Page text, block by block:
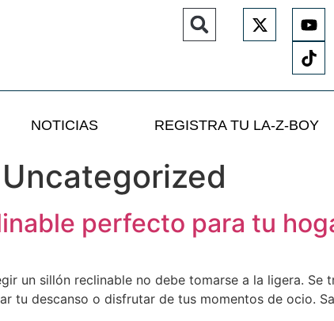
NOTICIAS REGISTRA TU LA-Z-BOY
Uncategorized
perfecto para tu
un sillón reclinable no debe tomarse a la ligera. Se
tu descanso o disfrutar de tus momentos de ocio.